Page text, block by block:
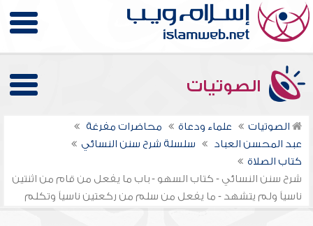
الصوتيات
الصوتيات علماء ودعاة
محاضرات مفرغة
عبد المحسن العباد
سلسلة شرح سنن النسائي
كتاب الصلاة
شرح سنن النسائي - كتاب السهو - باب ما يفعل من قام من اثنتين
ناسياً ولم يتشهد - ما يفعل من سلم من ركعتين ناسياً وتكلم